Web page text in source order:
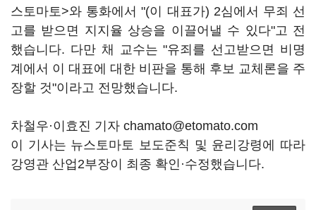
스토마토>와 통화에서 "(이 대표가) 2심에서 무죄 선
고를 받으면 지지율 상승을 이끌어낼 수 있다"고 전
했습니다. 다만 채 교수는 "유죄를 선고받으면 비명
계에서 이 대표에 대한 비판을 통해 후보 교체론을 주
장할 것"이라고 전망했습니다.
차철우·이효진 기자 chamato@etomato.com
이 기사는 뉴스토마토 보도준칙 및 윤리강령에 따라
강영관 산업2부장이 최종 확인·수정했습니다.